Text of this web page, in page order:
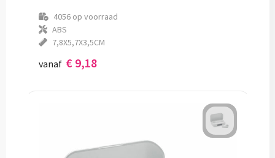
4056op voorraad
ABS
7,8X5,7X3,5CM
vanaf € 9,18